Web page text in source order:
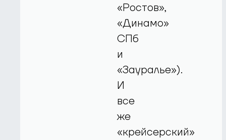
«Ростов»,
«Динамо»
СПб
и
«Зауралье»).
И
все
же
«крейсерский»